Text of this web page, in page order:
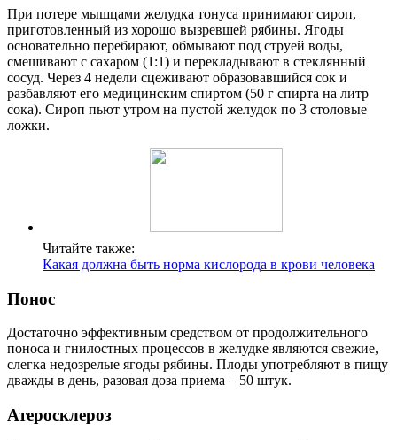
При потере мышцами желудка тонуса принимают сироп,
приготовленный из хорошо вызревшей рябины. Ягоды
основательно перебирают, обмывают под струей воды,
смешивают с сахаром (1:1) и перекладывают в стеклянный
сосуд. Через 4 недели сцеживают образовавшийся сок и
разбавляют его медицинским спиртом (50 г спирта на литр
сока). Сироп пьют утром на пустой желудок по 3 столовые
ложки.
Читайте также:
Какая должна быть норма кислорода в крови человека
Понос
Достаточно эффективным средством от продолжительного
поноса и гнилостных процессов в желудке являются свежие,
слегка недозрелые ягоды рябины. Плоды употребляют в пищу
дважды в день, разовая доза приема – 50 штук.
Атеросклероз